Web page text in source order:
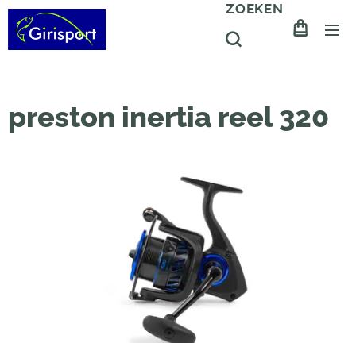
ZOEKEN
preston inertia reel 320